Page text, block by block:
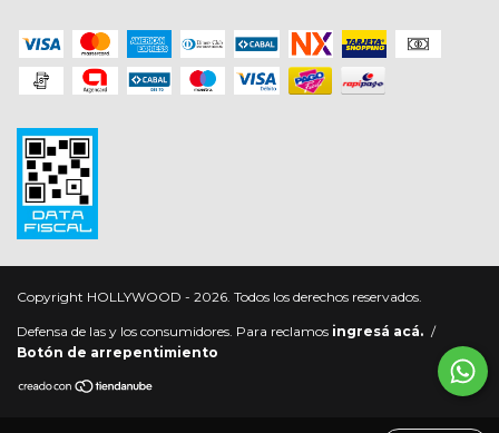
Copyright HOLLYWOOD - 2026. Todos los derechos reservados.
Defensa de las y los consumidores. Para reclamos ingresá acá. /
Botón de arrepentimiento